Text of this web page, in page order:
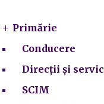
Primărie
Conducere
Direcții și
SCIM